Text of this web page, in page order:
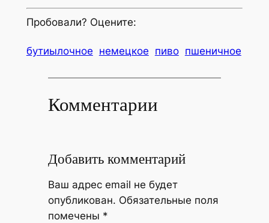
Пробовали? Оцените:
бутиылочное немецкое пиво пшеничное
Комментарии
Добавить комментарий
Ваш адрес email не будет
опубликован. Обязательные поля
помечены *